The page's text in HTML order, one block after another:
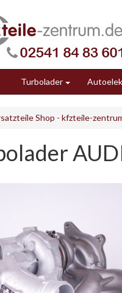
Turbolader
Shop - kfzteile-